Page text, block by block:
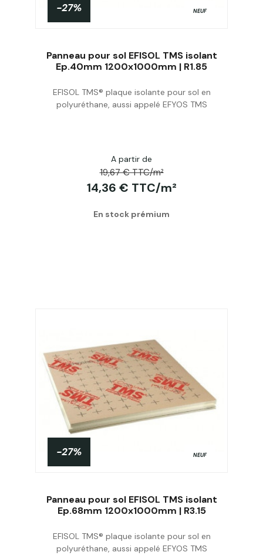
Acheter
-27% NEUF
Panneau pour sol EFISOL TMS isolant
Ep.40mm 1200x1000mm | R1.85
EFISOL TMS® plaque isolante pour sol en
polyuréthane, aussi appelé EFYOS TMS
A partir de
19,67 € TTC/m²
14,36 € TTC/m²
En stock prémium
Acheter
-27% NEUF
Panneau pour sol EFISOL TMS isolant
Ep.68mm 1200x1000mm | R3.15
EFISOL TMS® plaque isolante pour sol en
polyuréthane, aussi appelé EFYOS TMS